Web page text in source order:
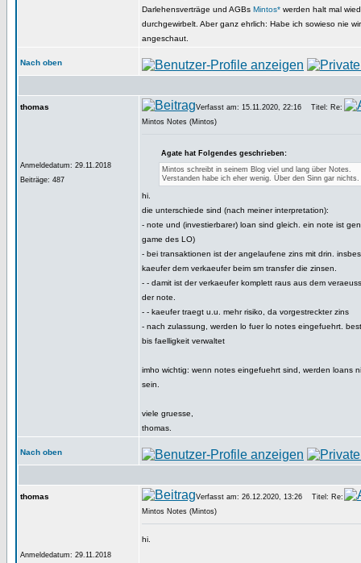
Darlehensverträge und AGBs Mintos* werden halt mal
durchgewirbelt. Aber ganz ehrlich: Habe ich sowieso nie
angeschaut.
Nach oben
thomas
Anmeldedatum: 29.11.2018
Beiträge: 487
Verfasst am: 15.11.2020, 22:16
Titel: Re:
Mintos Notes (Mintos)
Agate hat Folgendes geschrieben:
Mintos schreibt in seinem Blog viel und lang über Notes.
Verstanden habe ich eher wenig. Über den Sinn gar nichts.
hi.
die unterschiede sind (nach meiner interpretation):
- note und (investierbarer) loan sind gleich. ein note ist
game des LO)
- bei transaktionen ist der angelaufene zins mit drin.
kaeufer dem verkaeufer beim sm transfer die zinsen.
- - damit ist der verkaeufer komplett raus aus dem
der note.
- - kaeufer traegt u.u. mehr risiko, da vorgestreckter zins
- nach zulassung, werden lo fuer lo notes eingefuehrt.
bis faelligkeit verwaltet
imho wichtig: wenn notes eingefuehrt sind, werden loans
sein.
viele gruesse,
thomas.
Nach oben
thomas
Anmeldedatum: 29.11.2018
Verfasst am: 26.12.2020, 13:26
Titel: Re:
Mintos Notes (Mintos)
hi.